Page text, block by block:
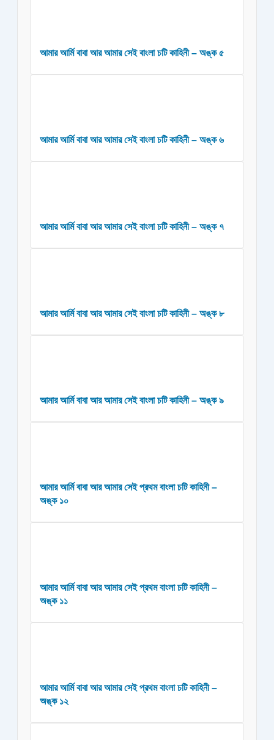
আমার আর্মি বাবা আর আমার সেই বাংলা চটি কাহিনী – অঙ্ক ৫
আমার আর্মি বাবা আর আমার সেই বাংলা চটি কাহিনী – অঙ্ক ৬
আমার আর্মি বাবা আর আমার সেই বাংলা চটি কাহিনী – অঙ্ক ৭
আমার আর্মি বাবা আর আমার সেই বাংলা চটি কাহিনী – অঙ্ক ৮
আমার আর্মি বাবা আর আমার সেই বাংলা চটি কাহিনী – অঙ্ক ৯
আমার আর্মি বাবা আর আমার সেই প্রথম বাংলা চটি কাহিনী –
অঙ্ক ১০
আমার আর্মি বাবা আর আমার সেই প্রথম বাংলা চটি কাহিনী –
অঙ্ক ১১
আমার আর্মি বাবা আর আমার সেই প্রথম বাংলা চটি কাহিনী –
অঙ্ক ১২